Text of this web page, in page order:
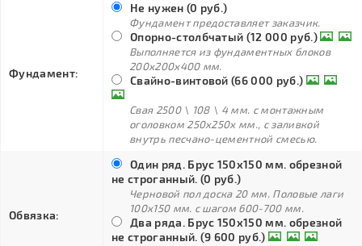
Фундамент:
Не нужен (0 руб.)
Фундамент предоставляет заказчик.
Опорно-столбчатый (12 000 руб.)
Выполняется из фундаментных блоков
200х200х400 мм.
Свайно-винтовой (66 000 руб.)
Свая 2500 \ 108 \ 4 мм. с монтажным
оголовком 250х250х мм., с заливкой
внутрь песчано-цементной смесью.
Обвязка:
Один ряд. Брус 150х150 мм. обрезной
не строганный. (0 руб.)
Черновой пол доска 20 мм. Половые лаги
100х150 мм. с шагом 600-700 мм.
Два ряда. Брус 150х150 мм. обрезной
не строганный. (9 600 руб.)